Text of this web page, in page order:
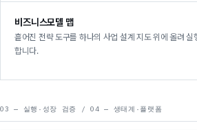
비즈니스모델 맵
흩어진 전략 도구를 하나의 사업 설계 지도 위에 올려 실
합니다.
03 — 실행·성장 검증 / 04 — 생태계·플랫폼